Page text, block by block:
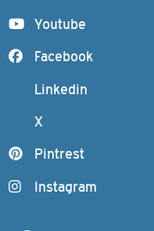
Youtube
Facebook
Linkedin
X
Pintrest
Instagram